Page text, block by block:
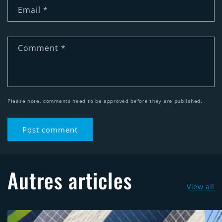
Email *
Comment *
Please note, comments need to be approved before they are published.
Autres articles View all